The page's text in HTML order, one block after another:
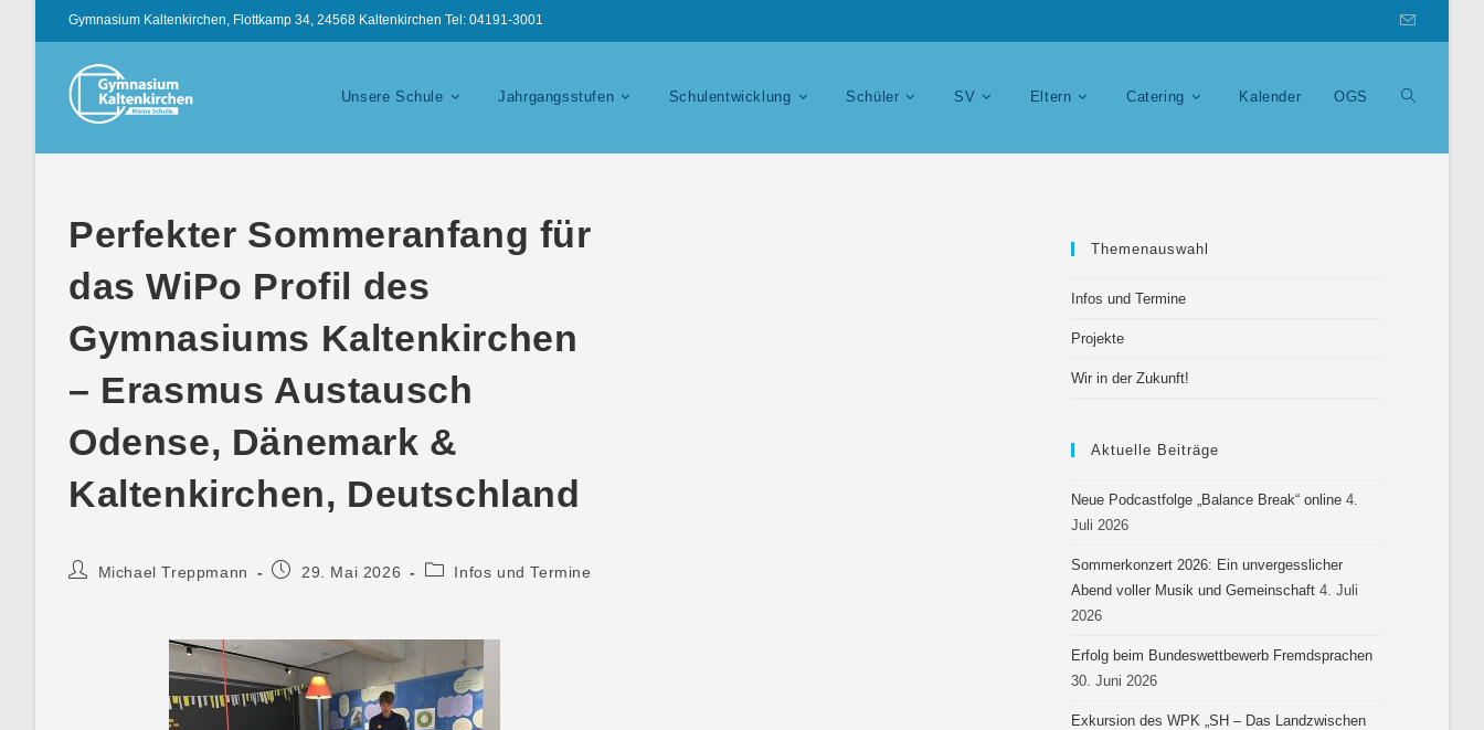
Gymnasium Kaltenkirchen, Flottkamp 34, 24568 Kaltenkirchen Tel: 04191-3001
Unsere Schule Jahrgangsstufen Schulentwicklung Schüler SV Eltern Catering Kalender OGS
Perfekter Sommeranfang für
das WiPo Profil des
Gymnasiums Kaltenkirchen
– Erasmus Austausch
Odense, Dänemark &
Kaltenkirchen, Deutschland
Michael Treppmann 29. Mai 2026 Infos und Termine
Themenauswahl
Infos und Termine
Projekte
Wir in der Zukunft!
Aktuelle Beiträge
Neue Podcastfolge „Balance Break“ online 4.
Juli 2026
Sommerkonzert 2026: Ein unvergesslicher
Abend voller Musik und Gemeinschaft 4. Juli
2026
Erfolg beim Bundeswettbewerb Fremdsprachen
30. Juni 2026
Exkursion des WPK „SH – Das Landzwischen